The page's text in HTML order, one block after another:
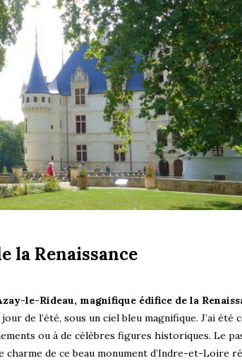
la Renaissance
le-Rideau, magnifique édifice de la
de l’été, sous un ciel bleu magnifique. J’ai été
ou à de célèbres figures historiques. Le
charme de ce beau monument d’Indre-et-Loire